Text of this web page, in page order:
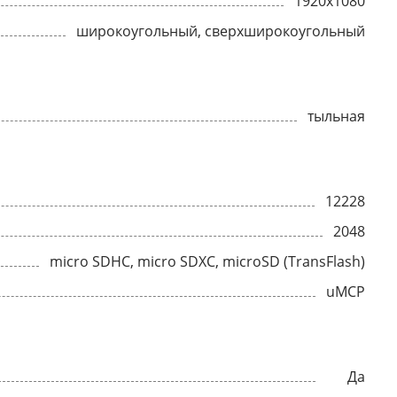
широкоугольный, сверхширокоугольный
тыльная
12228
2048
micro SDHC, micro SDXC, microSD (TransFlash)
uMCP
Да